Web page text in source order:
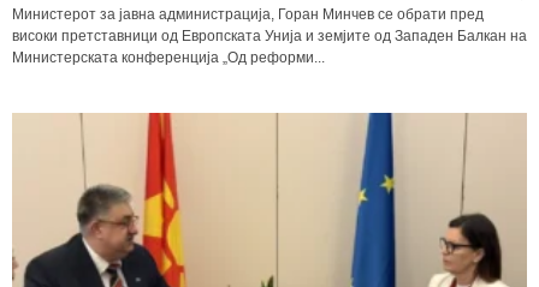
Министерот за јавна администрација, Горан Минчев се обрати пред
високи претставници од Европската Унија и земјите од Западен Балкан на
Министерската конференција „Од реформи...